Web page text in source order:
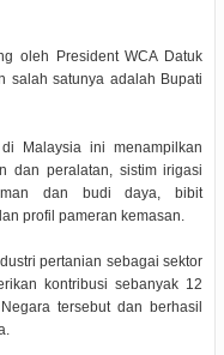
oleh President WCA Datuk
salah satunya adalah Bupati
Malaysia ini menampilkan
dan peralatan, sistim irigasi
dan budi daya, bibit
profil pameran kemasan.
pertanian sebagai sektor
kontribusi sebanyak 12
tersebut dan berhasil